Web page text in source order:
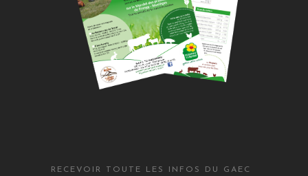
RECEVOIR TOUTE LES INFOS DU GAEC